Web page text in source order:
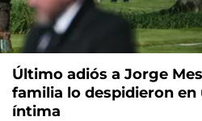
Último adiós a Jorge
familia lo despidieron en
íntima